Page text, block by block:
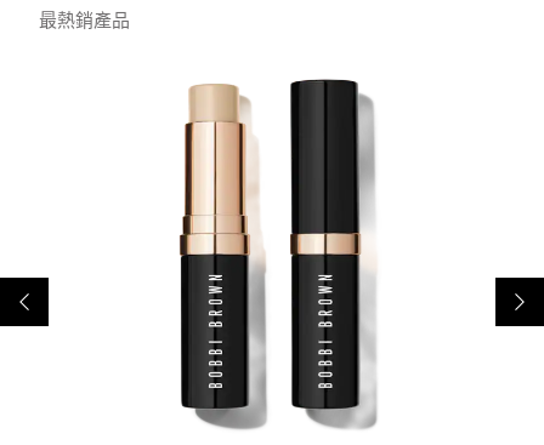
最熱銷產品